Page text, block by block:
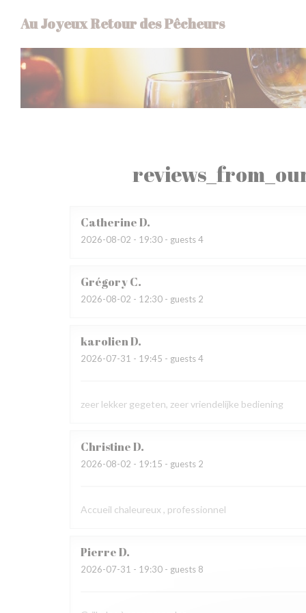
Au Joyeux Retour des Pêcheurs
CatherineD
2026-08-02 - 19:30 - guests 4
GrégoryC
2026-08-02 - 12:30 - guests 2
karolienD
2026-07-31 - 19:45 - guests 4
zeer lekker gegeten, zeer vriendelijke bediening
ChristineD
2026-08-02 - 19:15 - guests 2
Accueil chaleureux , professionnel
PierreD
2026-07-31 - 19:30 - guests 8